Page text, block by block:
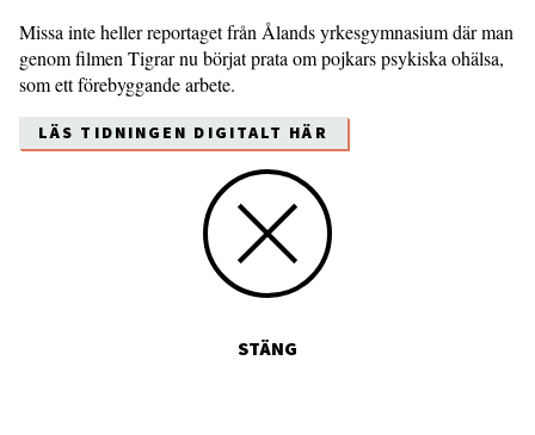
Missa inte heller reportaget från Ålands yrkesgymnasium där man
genom filmen Tigrar nu börjat prata om pojkars psykiska ohälsa,
som ett förebyggande arbete.
LÄS TIDNINGEN DIGITALT HÄR
STÄNG